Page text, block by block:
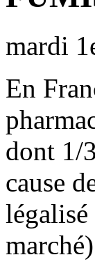
mardi
En
dont 1/
cause